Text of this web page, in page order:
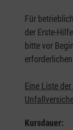
Für
der Erste-
bitte vor
Eine Liste
Kursdauer: